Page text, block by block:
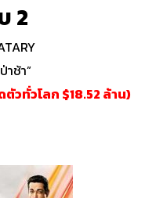
2
าช้า”
ตัวทั่วโลก $18.52 ล้าน)